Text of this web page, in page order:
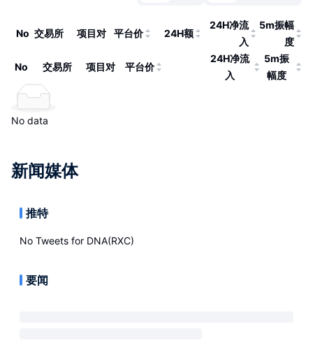
No 交易所 项目对 平台价 24H额
24H净流
入
5m振幅
度
No 交易所 项目对 平台价
24H净流
入
5m振
幅度
No data
新闻媒体
推特
No Tweets for DNA(RXC)
要闻